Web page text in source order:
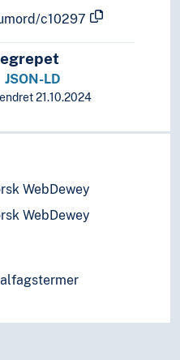
c10297
JSON-LD
21.10.2024
WebDewey
WebDewey